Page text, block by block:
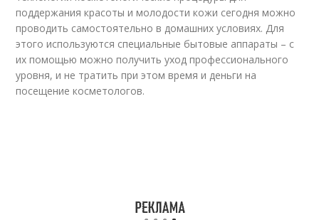
поддержания красоты и молодости кожи сегодня можно
проводить самостоятельно в домашних условиях. Для
этого используются специальные бытовые аппараты – с
их помощью можно получить уход профессионального
уровня, и не тратить при этом время и деньги на
посещение косметологов.